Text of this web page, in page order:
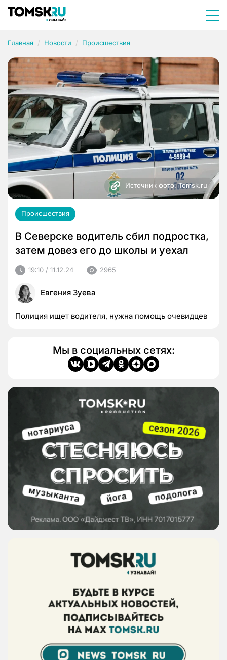
Главная Новости Происшествия
Источник фото: Tomsk.ru
Происшествия
В Северске водитель сбил подростка,
затем довез его до школы и уехал
19:10 / 11.12.24 2965
Евгения Зуева
Полиция ищет водителя, нужна помощь очевидцев
Мы в социальных сетях: